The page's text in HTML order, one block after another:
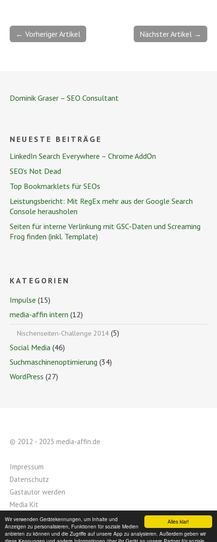
Alles klar!
Wir verwenden Gerätekennungen, um Inhalte und
Anzeigen zu personalisieren, Funktionen für soziale Medien
anbieten zu können und die Zugriffe auf unsere App zu analysieren. Außerdem geben wir
Nächster Artikel →
← Vorheriger Artikel
Dominik Graser – SEO Consultant
NEUESTE BEITRÄGE
LinkedIn Search Everywhere – Chrome AddOn
SEO’s Not Dead
Top Bookmarklets für SEOs
Leistungsbericht: Mit RegEx mehr aus der Google Search
Console herausholen
Seiten für interne Verlinkung mit GSC-Daten und Screaming
Frog finden (inkl. Template)
KATEGORIEN
Impulse (15)
media-affin intern (12)
Nischenseiten-Challenge 2014 (5)
Social Media (46)
Suchmaschinenoptimierung (34)
WordPress (27)
© 2012 - 2023 media-affin.de
Impressum
Datenschutz
Gastautor werden
Media Kit
Dominik Horn war hier